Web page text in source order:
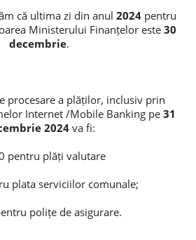
кредиты
că ultima zi din anul 2024pentru
Ministerului Finanțelor este 30
decembrie.
procesare a plăților, inclusiv prin
Internet /Mobile Banking pe 31
2024va fi:
pentru plăți valutare
plata serviciilor comunale;
polițe de asigurare.